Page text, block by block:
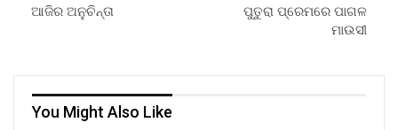
ଆଜିର ଅନୁଚିନ୍ତା
ପୁତୁରା ପ୍ରେମରେ ପାଗଳ
ମାଉସୀ
You Might Also Like